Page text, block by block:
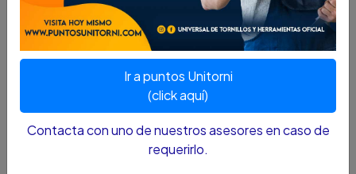
- Marca Pegatanke
- Contenido 32cc
- 45 minutos al sol (1:45 a la sombra)
- Recibe hasta 700 kg
- Único pega bajo el agua
- Ningún solvente lo penetra
Ir a puntos Unitorni
(click aquí)
Contacta con uno de nuestros asesores en caso de
requerirlo.